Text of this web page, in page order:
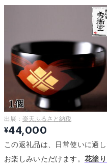
出展： 楽天ふるさと納税
¥44,000
この返礼品は、日常使いに適
お楽しみいただけます。 花塗